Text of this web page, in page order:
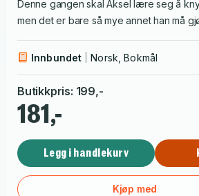
Denne gangen skal Aksel lære seg å
men det er bare så mye annet han må
museum.
Innbundet Norsk, Bokmål
Butikkpris: 199,-
181,-
Legg i handlekurv
Kjøp med